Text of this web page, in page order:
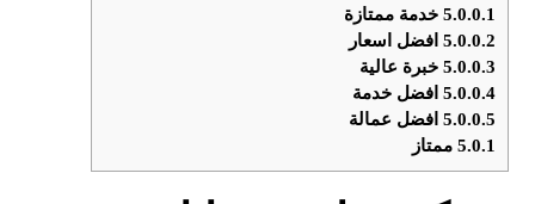
5.0.0.1 خدمة ممتازة
5.0.0.2 افضل اسعار
5.0.0.3 خبرة عالية
5.0.0.4 افضل خدمة
5.0.0.5 افضل عمالة
5.0.1 ممتاز